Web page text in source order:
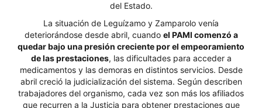
del Estado.
La situación de Leguízamo y Zamparolo venía
deteriorándose desde abril, cuando el PAMI comenzó a
quedar bajo una presión creciente por el empeoramiento
de las prestaciones, las dificultades para acceder a
medicamentos y las demoras en distintos servicios. Desde
abril creció la judicialización del sistema. Según describen
trabajadores del organismo, cada vez son más los afiliados
que recurren a la Justicia para obtener prestaciones que